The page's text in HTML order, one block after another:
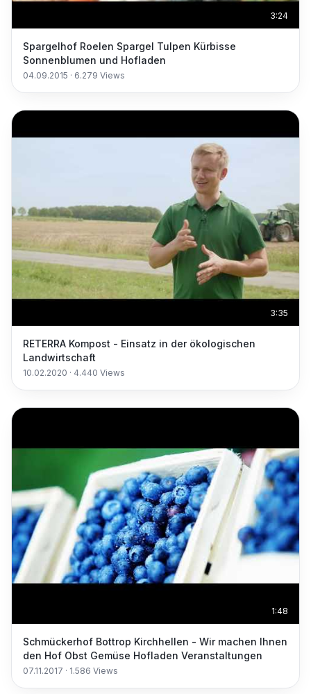
3:24
Spargelhof Roelen Spargel Tulpen Kürbisse
Sonnenblumen und Hofladen
04.09.2015 · 6.279 Views
3:35
RETERRA Kompost - Einsatz in der ökologischen
Landwirtschaft
10.02.2020 · 4.440 Views
1:48
Schmückerhof Bottrop Kirchhellen - Wir machen Ihnen
den Hof Obst Gemüse Hofladen Veranstaltungen
07.11.2017 · 1.586 Views